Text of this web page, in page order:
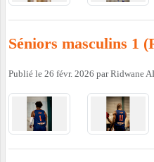
Séniors masculins 1
Publié le 26 févr. 2026 parRidwane